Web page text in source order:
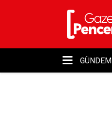
GÜNDEM